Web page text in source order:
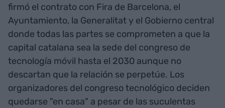
firmó el contrato con Fira de Barcelona, el
Ayuntamiento, la Generalitat y el Gobierno central
donde todas las partes se comprometen a que la
capital catalana sea la sede del congreso de
tecnología móvil hasta el 2030 aunque no
descartan que la relación se perpetúe. Los
organizadores del congreso tecnológico deciden
quedarse "en casa" a pesar de las suculentas